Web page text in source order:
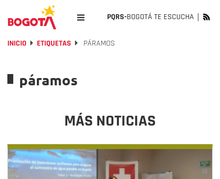
PQRS-BOGOTÁ TE ESCUCHA
INICIO ETIQUETAS PÁRAMOS
páramos
MÁS NOTICIAS